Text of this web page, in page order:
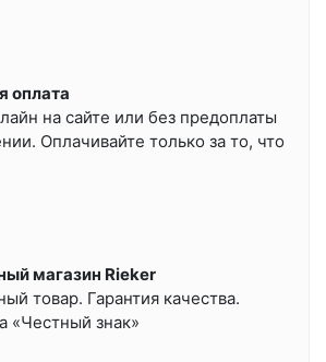
оплата
на сайте или без предоплаты
Оплачивайте только за то, что
магазин Rieker
товар. Гарантия качества.
«Честный знак»